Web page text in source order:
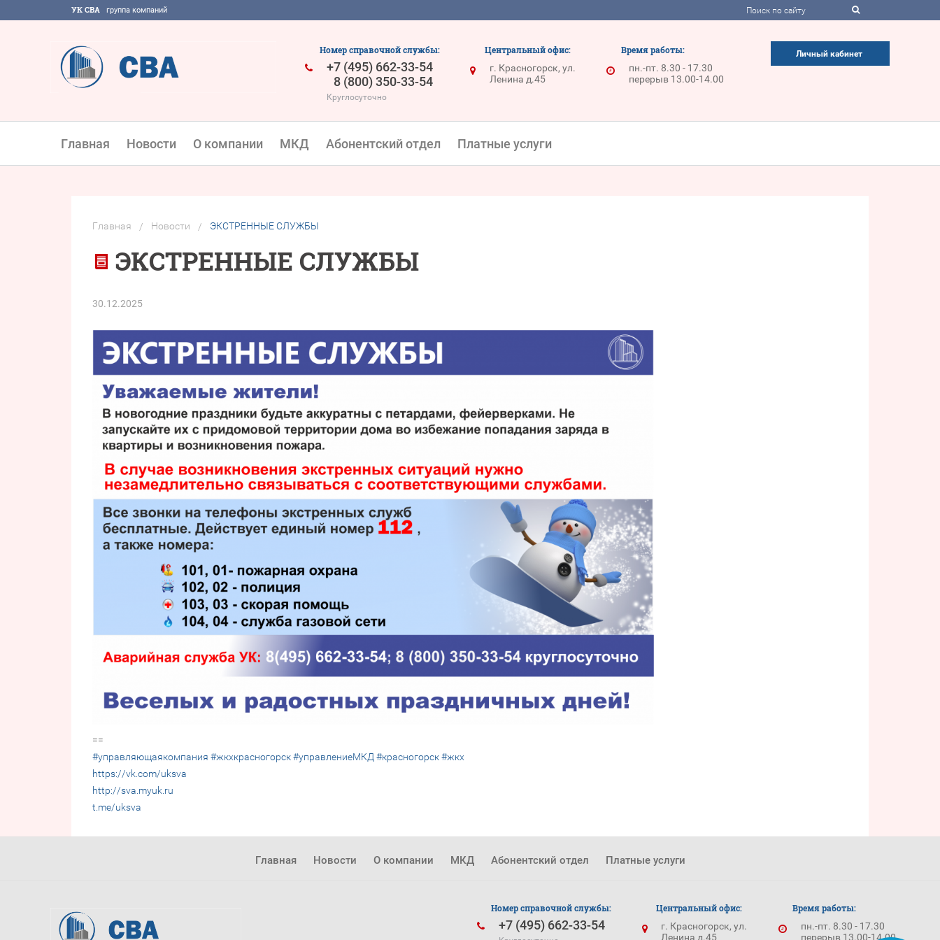
УК СВА группа компаний
Номер справочной службы:
+7 (495) 662-33-54
8 (800) 350-33-54
Круглосуточно
Центральный офис:
г. Красногорск, ул.
Ленина д.45
Время работы:
пн.-пт. 8.30 - 17.30
перерыв 13.00-14.00
Личный кабинет
Главная Новости О компании МКД Абонентский отдел Платные услуги
Главная / Новости / ЭКСТРЕННЫЕ СЛУЖБЫ
ЭКСТРЕННЫЕ СЛУЖБЫ
30.12.2025
==
#управляющаякомпания #жкхкрасногорск#управлениеМКД #красногорск#жкх
https://vk.com/uksva
http://sva.myuk.ru
t.me/uksva
Главная Новости О компании МКД Абонентский отдел Платные услуги
Номер справочной службы:
+7 (495) 662-33-54
Центральный офис:
г. Красногорск, ул.
Ленина д.45
Время работы:
пн.-пт. 8.30 - 17.30
перерыв 13.00-14.00